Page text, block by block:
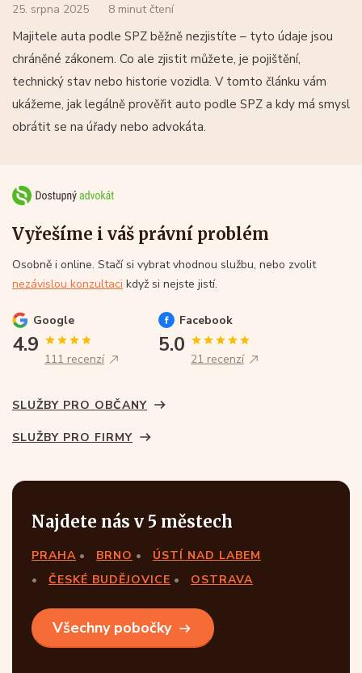
25. srpna 2025 8 minut čtení
Majitele auta podle SPZ běžně nezjistíte – tyto údaje jsou
chráněné zákonem. Co ale zjistit můžete, je pojištění,
technický stav nebo historie vozidla. V tomto článku vám
ukážeme, jak legálně prověřit auto podle SPZ a kdy má smysl
obrátit se na úřady nebo advokáta.
Vyřešíme i váš právní problém
Osobně i online. Stačí si vybrat vhodnou službu, nebo zvolit
nezávislou konzultaci když si nejste jistí.
Google
4.9
111 recenzí
Facebook
5.0
21 recenzí
SLUŽBY PRO OBČANY
SLUŽBY PRO FIRMY
Najdete nás v 5 městech
PRAHA BRNO
ÚSTÍ NAD LABEM
ČESKÉ BUDĚJOVICE
OSTRAVA
Všechny pobočky